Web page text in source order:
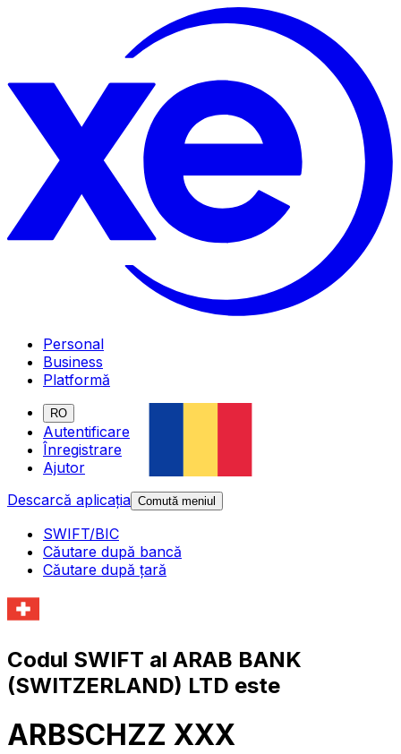
Personal
Business
Platformă
RO
Autentificare
Înregistrare
Ajutor
Descarcă aplicația Comută meniul
SWIFT/BIC
Căutare după bancă
Căutare după țară
Codul SWIFT al ARAB BANK
(SWITZERLAND) LTD este
ARBSCHZZ XXX